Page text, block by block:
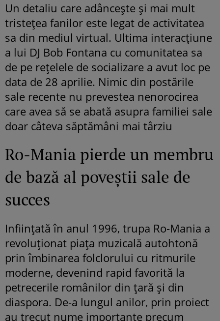
Un detaliu care adâncește și mai mult
tristețea fanilor este legat de activitatea
sa din mediul virtual. Ultima interacțiune
a lui DJ Bob Fontana cu comunitatea sa
de pe rețelele de socializare a avut loc pe
data de 28 aprilie. Nimic din postările
sale recente nu prevestea nenorocirea
care avea să se abată asupra familiei sale
doar câteva săptămâni mai târziu
Ro-Mania pierde un membru
de bază al poveștii sale de
succes
Inființată în anul 1996, trupa Ro-Mania a
revoluționat piața muzicală autohtonă
prin îmbinarea folclorului cu ritmurile
moderne, devenind rapid favorită la
petrecerile românilor din țară și din
diaspora. De-a lungul anilor, prin proiect
au trecut nume importante precum